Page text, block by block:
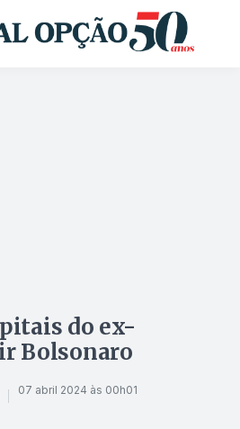
do ex-
Bolsonaro
07 abril 2024 às 00h01